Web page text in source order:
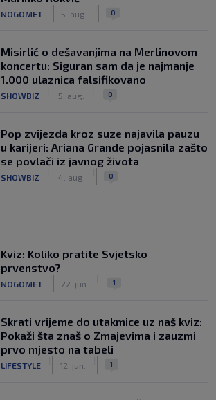
NOGOMET 5. aug. 0
Misirlić o dešavanjima na Merlinovom
koncertu: Siguran sam da je najmanje
1.000 ulaznica falsifikovano
SHOWBIZ 5. aug. 0
Pop zvijezda kroz suze najavila pauzu
u karijeri: Ariana Grande pojasnila zašto
se povlači iz javnog života
SHOWBIZ 4. aug. 0
Kviz: Koliko pratite Svjetsko
prvenstvo?
NOGOMET 22. jun. 1
Skrati vrijeme do utakmice uz naš kviz:
Pokaži šta znaš o Zmajevima i zauzmi
prvo mjesto na tabeli
LIFESTYLE 12. jun. 1